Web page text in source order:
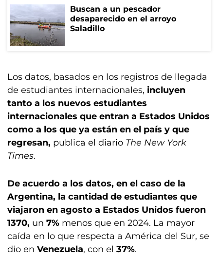
Buscan a un pescador
desaparecido en el arroyo
Saladillo
Los datos, basados en los registros de llegada
de estudiantes internacionales, incluyen
tanto a los nuevos estudiantes
internacionales que entran a Estados Unidos
como a los que ya están en el país y que
regresan, publica el diario The New York
Times.
De acuerdo a los datos, en el caso de la
Argentina, la cantidad de estudiantes que
viajaron en agosto a Estados Unidos fueron
1370, un 7% menos que en 2024. La mayor
caída en lo que respecta a América del Sur, se
dio en Venezuela, con el 37%.